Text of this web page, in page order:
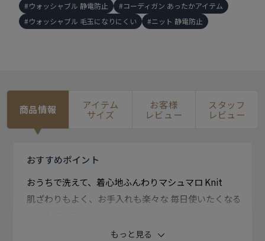
ウォッシャブル 静電防止
コーディガン あったかアイテム
ウォッシャブル 毛玉になりにくい
ニット 静電防止
商品情報 アイテム
サイズ
お客様
レビュー
スタッフ
レビュー
おすすめポイント
おうちで洗えて、着心地ふんわりマシュマロ Knit
肌ざわりもよく、お手入れも楽々な 毎日使いたくなる
もっと見る